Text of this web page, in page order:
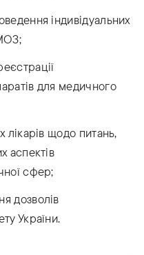
індивідуальних
для медичного
лікарів щодо питань,
аспектів
сфер;
дозволів
України.